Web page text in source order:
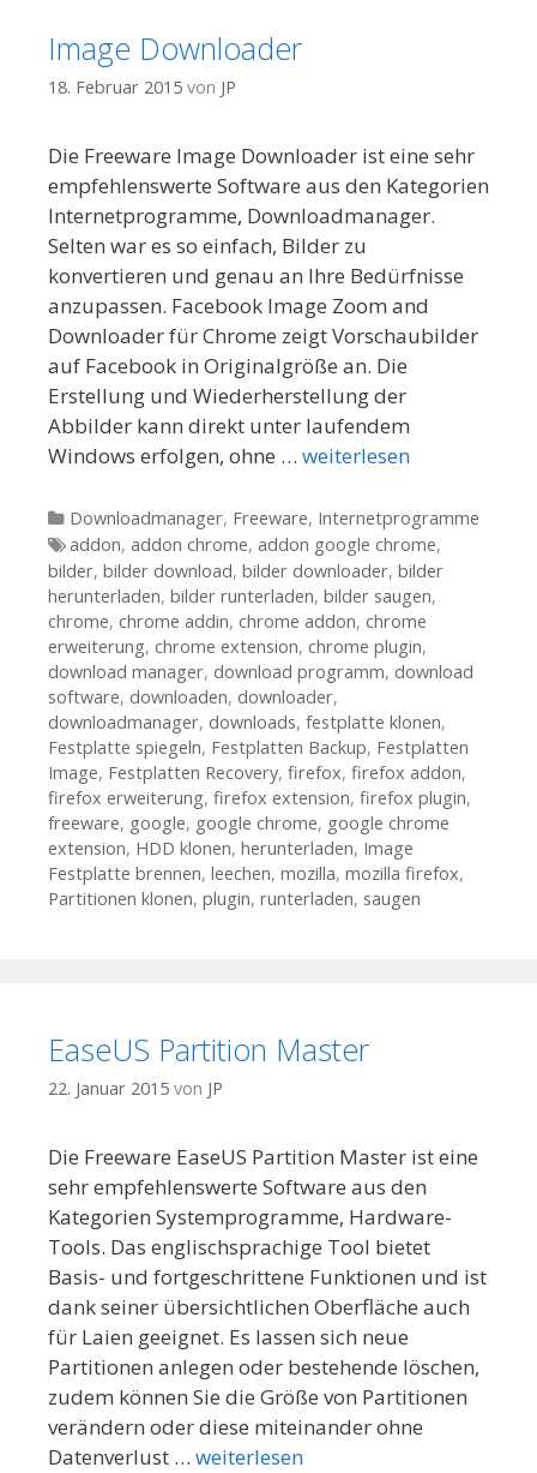
Image Downloader
18. Februar 2015 von JP
Die Freeware Image Downloader ist eine sehr
empfehlenswerte Software aus den Kategorien
Internetprogramme, Downloadmanager.
Selten war es so einfach, Bilder zu
konvertieren und genau an Ihre Bedürfnisse
anzupassen. Facebook Image Zoom and
Downloader für Chrome zeigt Vorschaubilder
auf Facebook in Originalgröße an. Die
Erstellung und Wiederherstellung der
Abbilder kann direkt unter laufendem
Windows erfolgen, ohne … weiterlesen
Kategorien
Downloadmanager, Freeware, Internetprogramme
Tags
addon, addon chrome, addon google chrome,
bilder, bilder download, bilder downloader, bilder
herunterladen, bilder runterladen, bilder saugen,
chrome, chrome addin, chrome addon, chrome
erweiterung, chrome extension, chrome plugin,
download manager, download programm, download
software, downloaden, downloader,
downloadmanager, downloads, festplatte klonen,
Festplatte spiegeln, Festplatten Backup, Festplatten
Image, Festplatten Recovery, firefox, firefox addon,
firefox erweiterung, firefox extension, firefox plugin,
freeware, google, google chrome, google chrome
extension, HDD klonen, herunterladen, Image
Festplatte brennen, leechen, mozilla, mozilla firefox,
Partitionen klonen, plugin, runterladen, saugen
EaseUS Partition Master
22. Januar 2015 von JP
Die Freeware EaseUS Partition Master ist eine
sehr empfehlenswerte Software aus den
Kategorien Systemprogramme, Hardware-
Tools. Das englischsprachige Tool bietet
Basis- und fortgeschrittene Funktionen und ist
dank seiner übersichtlichen Oberfläche auch
für Laien geeignet. Es lassen sich neue
Partitionen anlegen oder bestehende löschen,
zudem können Sie die Größe von Partitionen
verändern oder diese miteinander ohne
Datenverlust … weiterlesen